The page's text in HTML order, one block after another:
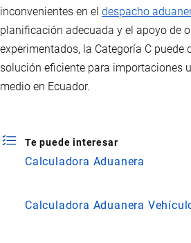
inconvenientes en el despacho
planificación adecuada y el apoyo de
experimentados, la Categoría C puede
solución eficiente para importaciones
medio en Ecuador.
Te puede interesar
Calculadora Aduanera
Calculadora Aduanera